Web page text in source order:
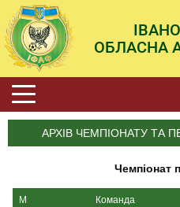
ОБЛАСНА
АРХІВ ЧЕМПІОНАТУ ТА
Чемпіонат
М Команда